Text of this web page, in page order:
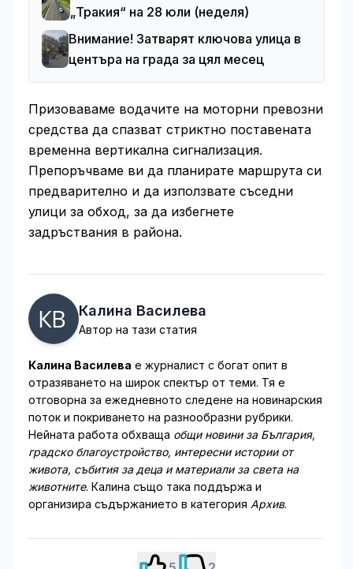
„Тракия“ на 28 юли (неделя)
Внимание! Затварят ключова улица в
центъра на града за цял месец
Призоваваме водачите на моторни превозни
средства да спазват стриктно поставената
временна вертикална сигнализация.
Препоръчваме ви да планирате маршрута си
предварително и да използвате съседни
улици за обход, за да избегнете
задръствания в района.
Калина Василева
Автор на тази статия
Калина Василева е журналист с богат опит в
отразяването на широк спектър от теми. Тя е
отговорна за ежедневното следене на новинарския
поток и покриването на разнообразни рубрики.
Нейната работа обхваща общи новини за България,
градско благоустройство, интересни истории от
живота, събития за деца и материали за света на
животните. Калина също така поддържа и
организира съдържанието в категория Архив.